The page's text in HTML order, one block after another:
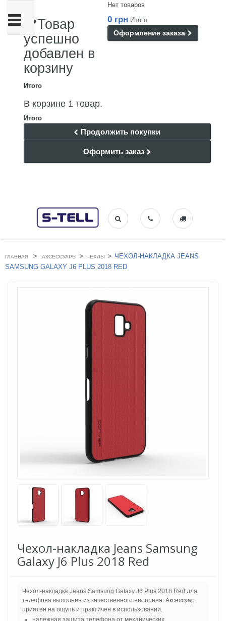
Нет товаров
0 грн Итого
Оформление заказа
Товар
успешно
добавлен в
корзину
Итого
В корзине 1 товар.
Итого
Продолжить покупки
Оформить заказ
Переключить
навигации
ГЛАВНАЯ > АКСЕССУАРЫ > ЧЕХЛЫ > ЧЕХОЛ-НАКЛАДКА JEANS
SAMSUNG GALAXY J6 PLUS 2018 RED
Чехол-накладка Jeans Samsung
Galaxy J6 Plus 2018 Red
Чехол-накладка Jeans Samsung Galaxy J6 Plus 2018 Red для
телефона выполнен из качественного неопрена. Аксессуар
приятен на ощупь и практичен в использовании.
надежная защита телефона от механических